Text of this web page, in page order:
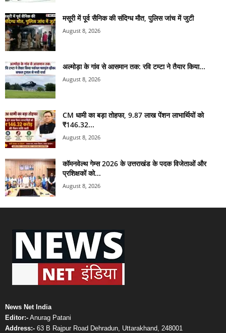
मसूरी में पूर्व सैनिक की संदिग्ध मौत, पुलिस जांच में जुटी
August 8, 2026
अल्मोड़ा के गांव से आसमान तक: रवि टम्टा ने तैयार किया...
August 8, 2026
CM धामी का बड़ा तोहफा, 9.87 लाख पेंशन लाभार्थियों को
₹146.32...
August 8, 2026
कॉमनवेल्थ गेम्स 2026 के उत्तराखंड के पदक विजेताओं और
प्रशिक्षकों को...
August 8, 2026
News Net India
Editor:- Anurag Patani
Address:- 63 B Rajpur Road Dehradun, Uttarakhand, 248001